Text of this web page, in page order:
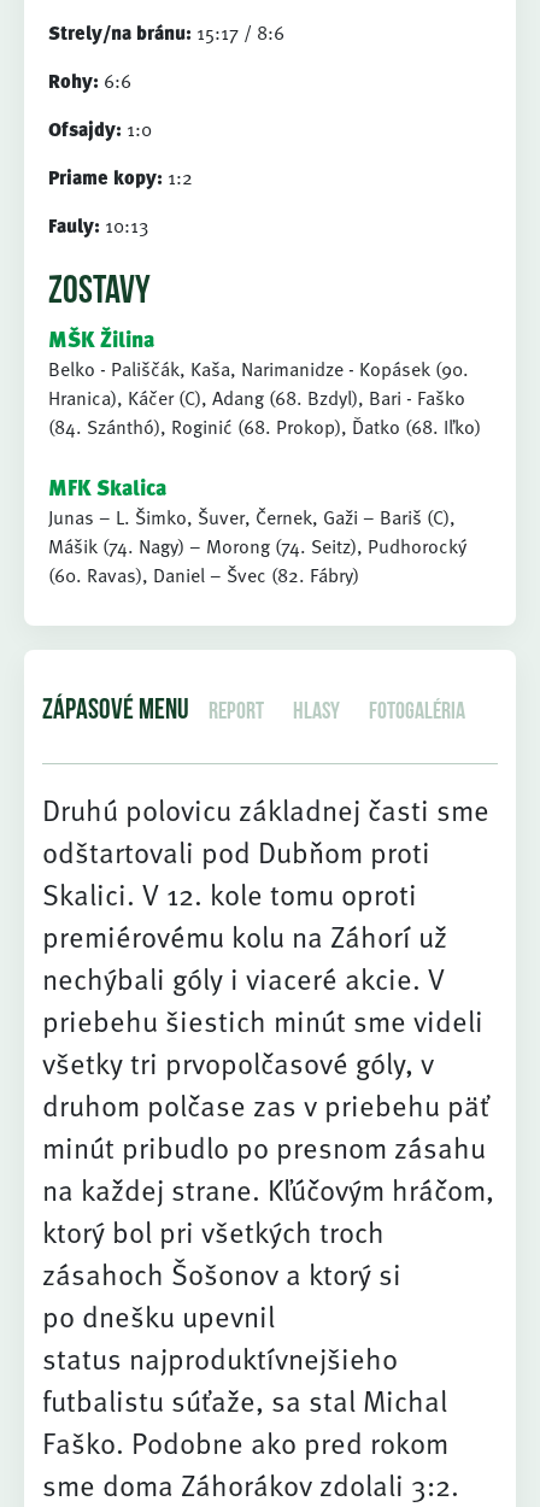
Strely/na bránu: 15:17 / 8:6
Rohy: 6:6
Ofsajdy: 1:0
Priame kopy: 1:2
Fauly: 10:13
ZOSTAVY
MŠK Žilina
Belko - Pališčák, Kaša, Narimanidze - Kopásek (90.
Hranica), Káčer (C), Adang (68. Bzdyl), Bari - Faško
(84. Szánthó), Roginić (68. Prokop), Ďatko (68. Iľko)
MFK Skalica
Junas – L. Šimko, Šuver, Černek, Gaži – Bariš (C),
Mášik (74. Nagy) – Morong (74. Seitz), Pudhorocký
(60. Ravas), Daniel – Švec (82. Fábry)
ZÁPASOVÉ MENU Report Hlasy Fotogaléria
Druhú polovicu základnej časti sme
odštartovali pod Dubňom proti
Skalici. V 12. kole tomu oproti
premiérovému kolu na Záhorí už
nechýbali góly i viaceré akcie. V
priebehu šiestich minút sme videli
všetky tri prvopolčasové góly, v
druhom polčase zas v priebehu päť
minút pribudlo po presnom zásahu
na každej strane. Kľúčovým hráčom,
ktorý bol pri všetkých troch
zásahoch Šošonov a ktorý si
po dnešku upevnil
status najproduktívnejšieho
futbalistu súťaže, sa stal Michal
Faško. Podobne ako pred rokom
sme doma Záhorákov zdolali 3:2.